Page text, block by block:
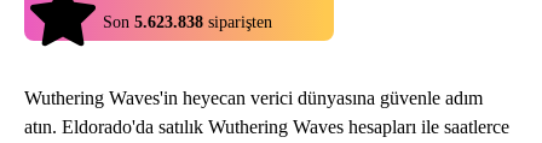
Son 5.623.838 siparişten
Wuthering Waves'in heyecan verici dünyasına güvenle adım
atın. Eldorado'da satılık Wuthering Waves hesapları ile saatlerce